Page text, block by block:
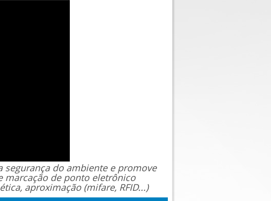
segurança do ambiente e promove
marcação de ponto eletrônico
aproximação (mifare, RFID...)